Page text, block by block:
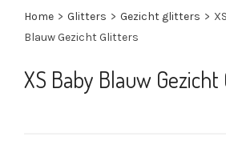
Home > Glitters > Gezicht glitters >
Blauw Gezicht Glitters
XS Baby Blauw